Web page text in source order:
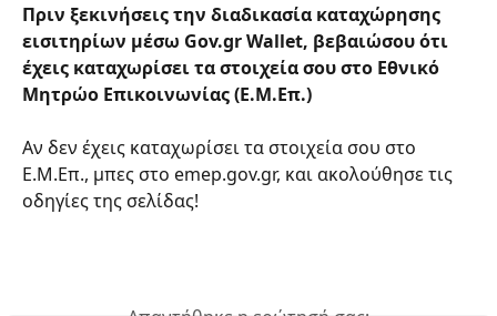
Πριν ξεκινήσεις την διαδικασία καταχώρησης
εισιτηρίων μέσω Gov.gr Wallet, βεβαιώσου ότι
έχεις καταχωρίσει τα στοιχεία σου στο Εθνικό
Μητρώο Επικοινωνίας (Ε.Μ.Επ.)
Αν δεν έχεις καταχωρίσει τα στοιχεία σου στο
Ε.Μ.Επ., μπες στο emep.gov.gr, και ακολούθησε τις
οδηγίες της σελίδας!